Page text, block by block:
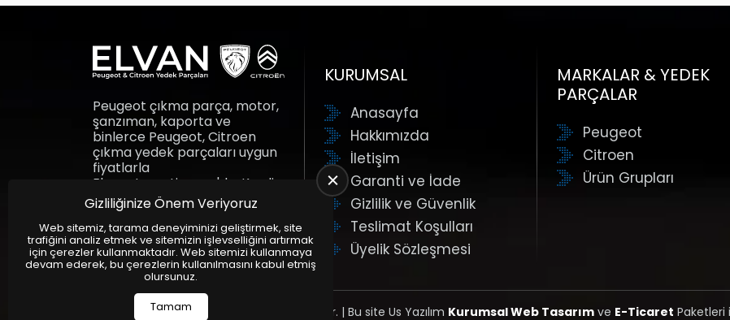
Peugeot çıkma parça, motor,
şanzıman, kaporta ve
binlerce Peugeot, Citroen
çıkma yedek parçaları uygun
fiyatlarla
Elvanotomotiv.com'da. Kredi
kartına taksit fırsatı ile yedek
parçalar adresine gelsin.
Elvan Otomotiv.
KURUMSAL
Anasayfa
Hakkımızda
İletişim
Garanti ve İade
Gizlilik ve Güvenlik
Teslimat Koşulları
Üyelik Sözleşmesi
MARKALAR & YEDEK
PARÇALAR
Peugeot
Citroen
Ürün Grupları
Tüm Hakları Saklıdır. | Bu site Us Yazılım Kurumsal Web Tasarımve E-Ticaret Paketleri
Gizliliğinize Önem Veriyoruz
Web sitemiz, tarama deneyiminizi geliştirmek, site
trafiğini analiz etmek ve sitemizin işlevselliğini artırmak
için çerezler kullanmaktadır. Web sitemizi kullanmaya
devam ederek, bu çerezlerin kullanılmasını kabul etmiş
olursunuz.
Tamam